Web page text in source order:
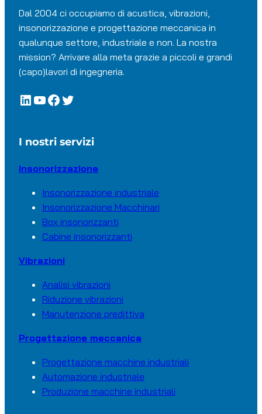
Dal 2004 ci occupiamo di acustica, vibrazioni,
insonorizzazione e progettazione meccanica in
qualunque settore, industriale e non. La nostra
mission? Arrivare alla meta grazie a piccoli e grandi
(capo)lavori di ingegneria.
LinkedIn YouTube Facebook Twitter
I nostri servizi
Insonorizzazione
Insonorizzazione industriale
Insonorizzazione Macchinari
Box insonorizzanti
Cabine insonorizzanti
Vibrazioni
Analisi vibrazioni
Riduzione vibrazioni
Manutenzione predittiva
Progettazione meccanica
Progettazione macchine industriali
Automazione industriale
Produzione macchine industriali